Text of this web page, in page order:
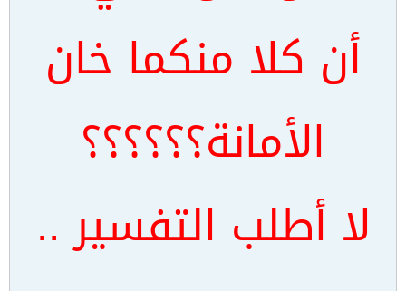
أن كلا منكما خان
الأمانة؟؟؟؟؟؟
لا أطلب التفسير ..